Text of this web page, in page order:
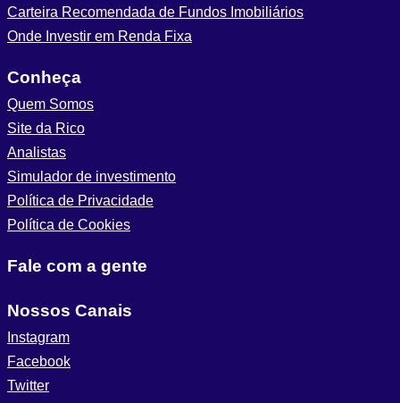
Carteira Recomendada de Fundos Imobiliários
Onde Investir em Renda Fixa
Conheça
Quem Somos
Site da Rico
Analistas
Simulador de investimento
Política de Privacidade
Política de Cookies
Fale com a gente
Nossos Canais
Instagram
Facebook
Twitter